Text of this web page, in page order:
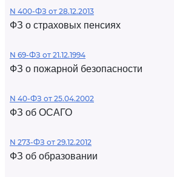
N 400-ФЗ от 28.12.2013
ФЗ о страховых пенсиях
N 69-ФЗ от 21.12.1994
ФЗ о пожарной безопасности
N 40-ФЗ от 25.04.2002
ФЗ об ОСАГО
N 273-ФЗ от 29.12.2012
ФЗ об образовании